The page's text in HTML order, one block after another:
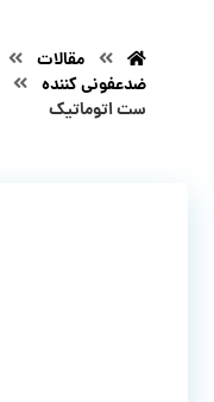
مقالات
ضدعفونی کننده
ست اتوماتیک